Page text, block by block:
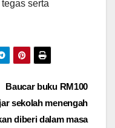
serta
Baucar buku RM100
sekolah menengah
diberi dalam masa